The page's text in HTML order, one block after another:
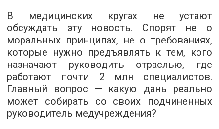
В медицинских кругах не устают
обсуждать эту новость. Спорят не о
моральных принципах, не о требованиях,
которые нужно предъявлять к тем, кого
назначают руководить отраслью, где
работают почти 2 млн специалистов.
Главный вопрос — какую дань реально
может собирать со своих подчиненных
руководитель медучреждения?